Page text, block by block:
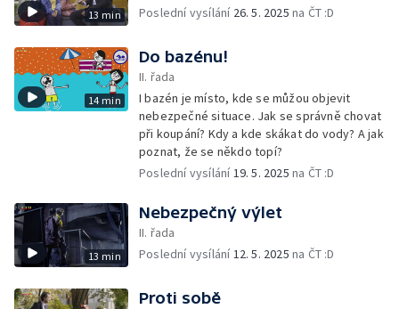
13 min
Poslední vysílání 26. 5. 2025 na ČT :D
14 min
Do bazénu!
II. řada
I bazén je místo, kde se můžou objevit
nebezpečné situace. Jak se správně chovat
při koupání? Kdy a kde skákat do vody? A jak
poznat, že se někdo topí?
Poslední vysílání19. 5. 2025 na ČT :D
13 min
Nebezpečný výlet
II. řada
Poslední vysílání12. 5. 2025 na ČT :D
Proti sobě